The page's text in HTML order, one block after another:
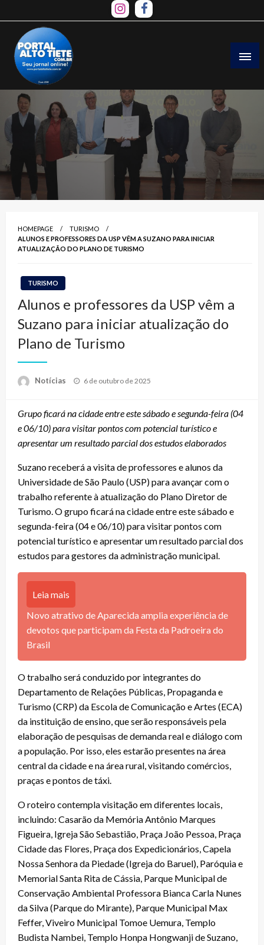
to
content
HOMEPAGE
TURISMO
ALUNOS E PROFESSORES DA USP VÊM A SUZANO PARA INICIAR
ATUALIZAÇÃO DO PLANO DE TURISMO
TURISMO
Alunos e professores da USP vêm a
Suzano para iniciar atualização do
Plano de Turismo
Notícias
Posted
6 de outubro de 2025
Grupo ficará na cidade entre este sábado e segunda-feira (04
e 06/10) para visitar pontos com potencial turístico e
apresentar um resultado parcial dos estudos elaborados
Suzano receberá a visita de professores e alunos da
Universidade de São Paulo (USP) para avançar com o
trabalho referente à atualização do Plano Diretor de
Turismo. O grupo ficará na cidade entre este sábado e
segunda-feira (04 e 06/10) para visitar pontos com
potencial turístico e apresentar um resultado parcial dos
estudos para gestores da administração municipal.
Leia mais
Novo atrativo de Aparecida amplia experiência de
devotos que participam da Festa da Padroeira do
Brasil
O trabalho será conduzido por integrantes do
Departamento de Relações Públicas, Propaganda e
Turismo (CRP) da Escola de Comunicação e Artes (ECA)
da instituição de ensino, que serão responsáveis pela
elaboração de pesquisas de demanda real e diálogo com
a população. Por isso, eles estarão presentes na área
central da cidade e na área rural, visitando comércios,
praças e pontos de táxi.
O roteiro contempla visitação em diferentes locais,
incluindo: Casarão da Memória Antônio Marques
Figueira, Igreja São Sebastião, Praça João Pessoa, Praça
Cidade das Flores, Praça dos Expedicionários, Capela
Nossa Senhora da Piedade (Igreja do Baruel), Paróquia e
Memorial Santa Rita de Cássia, Parque Municipal de
Conservação Ambiental Professora Bianca Carla Nunes
da Silva (Parque do Mirante), Parque Municipal Max
Feffer, Viveiro Municipal Tomoe Uemura, Templo
Budista Nambei, Templo Honpa Hongwanji de Suzano,